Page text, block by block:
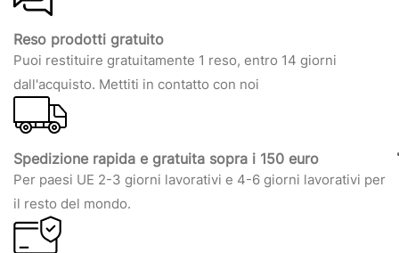
Reso prodotti gratuito
Puoi restituire gratuitamente 1 reso, entro 14 giorni
dall'acquisto. Mettiti in contatto con noi
Spedizione rapida e gratuita sopra i 150 euro
Per paesi UE 2-3 giorni lavorativi e 4-6 giorni lavorativi per
il resto del mondo.